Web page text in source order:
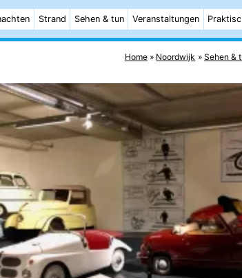
Strand Sehen & tun Veranstaltungen
Home Noordwijk Sehen &